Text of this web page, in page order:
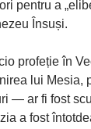
pentru a
Însuși.
profeție în
lui Mesia,
— ar fi fost
a fost